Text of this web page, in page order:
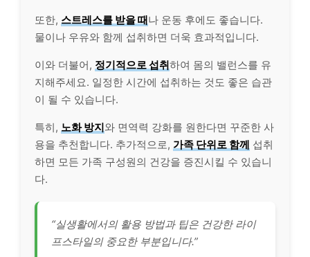
또한, 스트레스를 받을 때나 운동 후에도 좋습니다.
물이나 우유와 함께 섭취하면 더욱 효과적입니다.
이와 더불어, 정기적으로 섭취하여 몸의 밸런스를 유
지해주세요. 일정한 시간에 섭취하는 것도 좋은 습관
이 될 수 있습니다.
특히, 노화 방지와 면역력 강화를 원한다면 꾸준한 사
용을 추천합니다. 추가적으로, 가족 단위로 함께 섭취
하면 모든 가족 구성원의 건강을 증진시킬 수 있습니
다.
“실생활에서의 활용 방법과 팁은 건강한 라이
프스타일의 중요한 부분입니다.”